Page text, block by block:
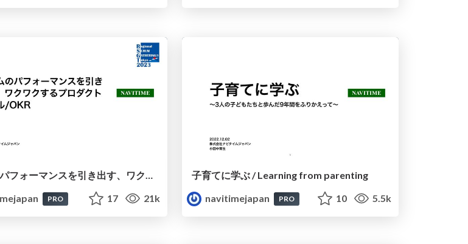
チームのパフォーマンスを引き出す、ワクワクするプロダクトゴール、OKR / Waku-waku Product Goal and OKR
PRO 17 21k
子育てに学ぶ / Learning from parenting
navitimejapan
PRO 10 5.5k